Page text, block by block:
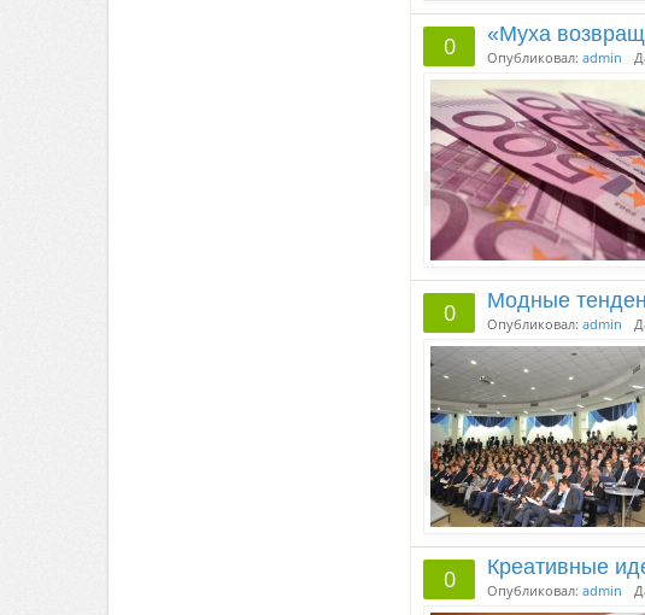
0 «Муха
Опубликовал: admin
0 Модные
Опубликовал: admin
0 Креативные
Опубликовал: admin